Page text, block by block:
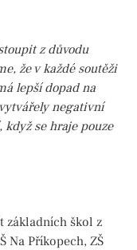
z důvodu
že v každé soutěži
lepší dopad na
negativní
se hraje pouze
základních škol z
Na Příkopech, ZŠ